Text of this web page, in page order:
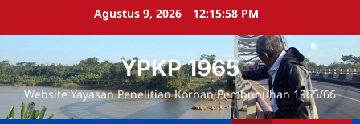
Agustus 9, 2026 12:15:59 PM
YPKP 1965
Website Yayasan Penelitian Korban Pembunuhan 1965/66